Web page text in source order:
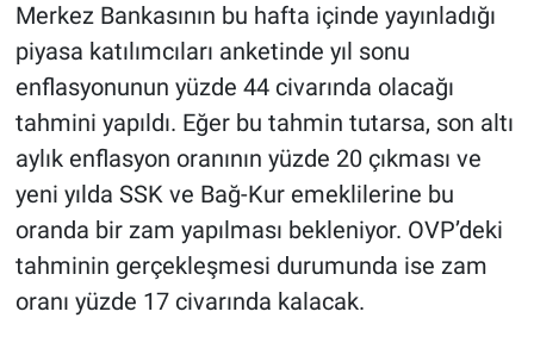
Merkez Bankasının bu hafta içinde yayınladığı
piyasa katılımcıları anketinde yıl sonu
enflasyonunun yüzde 44 civarında olacağı
tahmini yapıldı. Eğer bu tahmin tutarsa, son altı
aylık enflasyon oranının yüzde 20 çıkması ve
yeni yılda SSK ve Bağ-Kur emeklilerine bu
oranda bir zam yapılması bekleniyor. OVP’deki
tahminin gerçekleşmesi durumunda ise zam
oranı yüzde 17 civarında kalacak.